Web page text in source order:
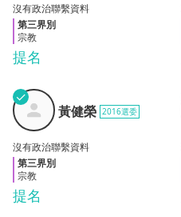
提名
沒有政治聯繫資料
第三界別
宗教
黃健
榮
✓
提名
黃健榮 2016選委
沒有政治聯繫資料
第三界別
宗教